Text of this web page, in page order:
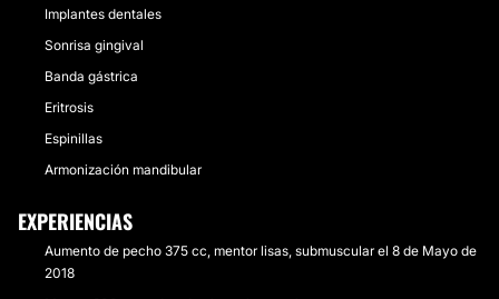
Implantes dentales
Sonrisa gingival
Banda gástrica
Eritrosis
Espinillas
Armonización mandibular
EXPERIENCIAS
Aumento de pecho 375 cc, mentor lisas, submuscular el 8 de Mayo de
2018